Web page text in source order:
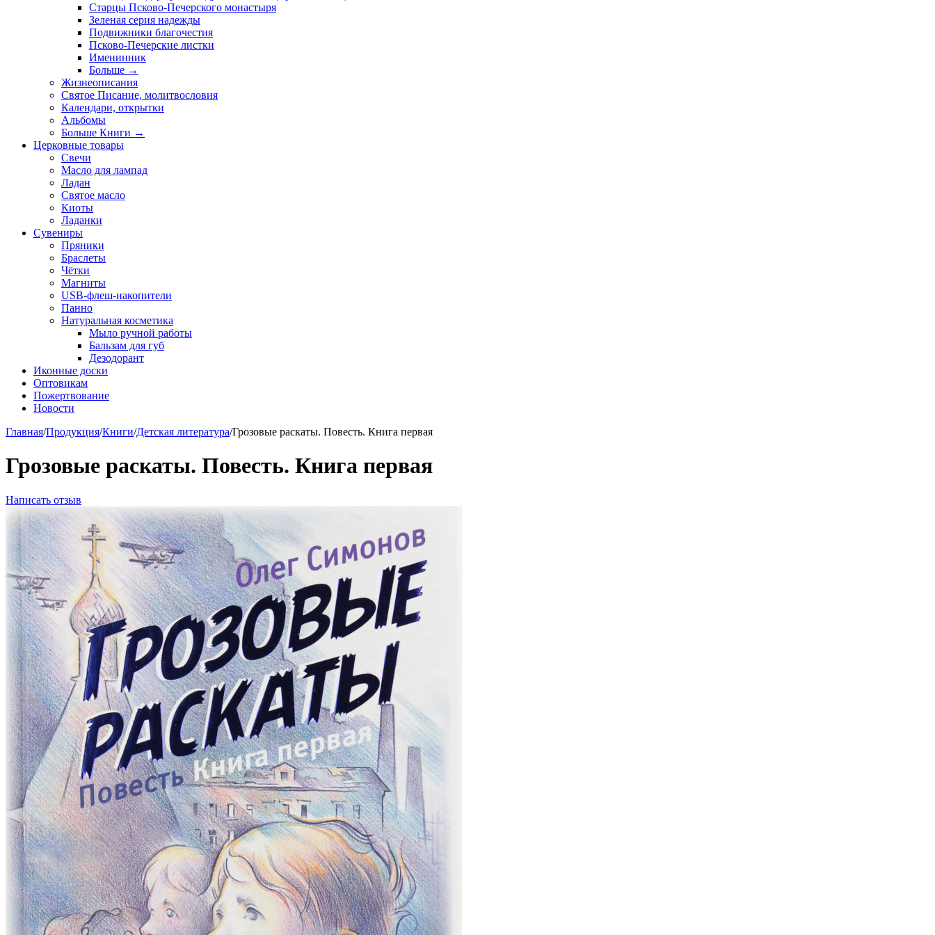
Старцы Псково-Печерского монастыря
Зеленая серия надежды
Подвижники благочестия
Псково-Печерские листки
Именинник
Больше →
Жизнеописания
Святое Писание, молитвословия
Календари, открытки
Альбомы
Больше Книги →
Церковные товары
Свечи
Масло для лампад
Ладан
Святое масло
Киоты
Ладанки
Сувениры
Пряники
Браслеты
Чётки
Магниты
USB-флеш-накопители
Панно
Натуральная косметика
Мыло ручной работы
Бальзам для губ
Дезодорант
Иконные доски
Оптовикам
Пожертвование
Новости
Главная/Продукция/Книги/Детская литература/Грозовые раскаты. Повесть. Книга первая
Грозовые раскаты. Повесть. Книга первая
Написать отзыв